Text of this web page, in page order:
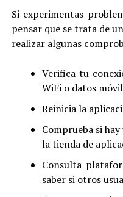
Si experimentas
pensar que se trata de
realizar algunas
Verifica tu
WiFi o datos
Reinicia la
Comprueba si
la tienda de
Consulta
saber si otros